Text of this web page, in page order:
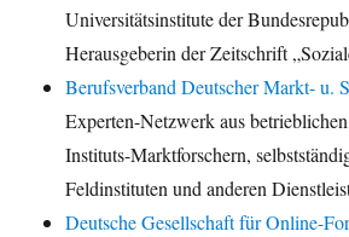
Universitätsinstitute der
Herausgeberin der Zeitschrift
Berufsverband Deutscher Markt- u.
Experten-Netzwerk aus
Instituts-Marktforschern,
Feldinstituten und anderen
Deutsche Gesellschaft für Online-